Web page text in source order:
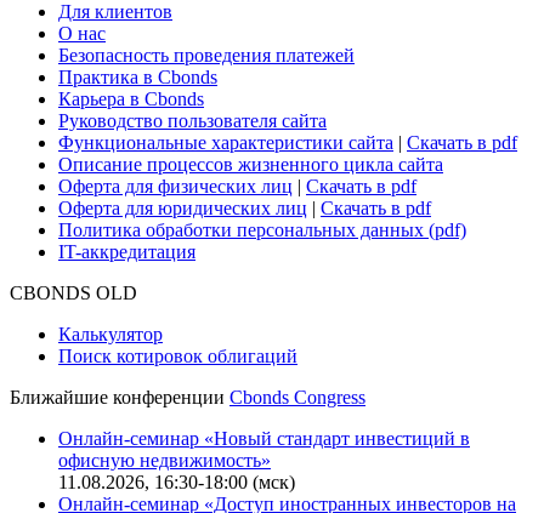
Для клиентов
О нас
Безопасность проведения платежей
Практика в Cbonds
Карьера в Cbonds
Руководство пользователя сайта
Функциональные характеристики сайта | Скачать в pdf
Описание процессов жизненного цикла сайта
Оферта для физических лиц | Скачать в pdf
Оферта для юридических лиц | Скачать в pdf
Политика обработки персональных данных (pdf)
IT-аккредитация
CBONDS OLD
Калькулятор
Поиск котировок облигаций
Ближайшие конференции Cbonds Congress
Онлайн-семинар «Новый стандарт инвестиций в
офисную недвижимость»
11.08.2026, 16:30-18:00 (мск)
Онлайн-семинар «Доступ иностранных инвесторов на